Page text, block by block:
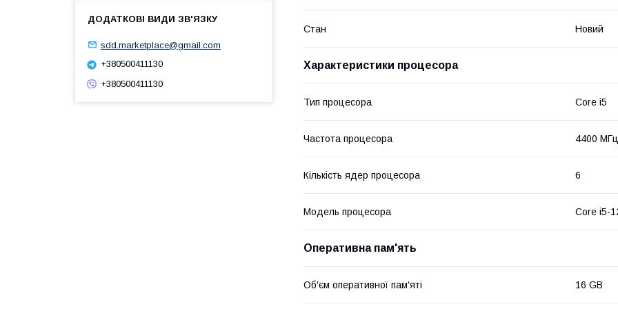
Стан Новий
Характеристики процесора
Тип процесора Core i5
Частота процесора 4400 МГц
Кількість ядер процесора 6
Модель процесора Core i5-
Оперативна пам'ять
Об'єм оперативної пам'яті 16 GB
sdd.marketplace@gmail.com
+380500411130
+380500411130